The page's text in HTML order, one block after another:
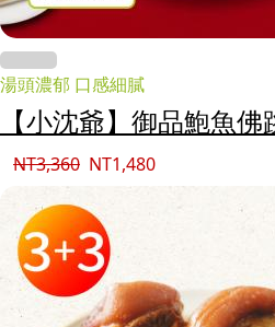
湯頭濃郁 口感細膩
【小沈爺】御品鮑魚
NT3,360 NT1,480